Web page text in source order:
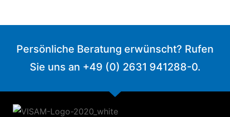
Persönliche Beratung erwünscht? Rufen
Sie uns an +49 (0) 2631 941288-0.